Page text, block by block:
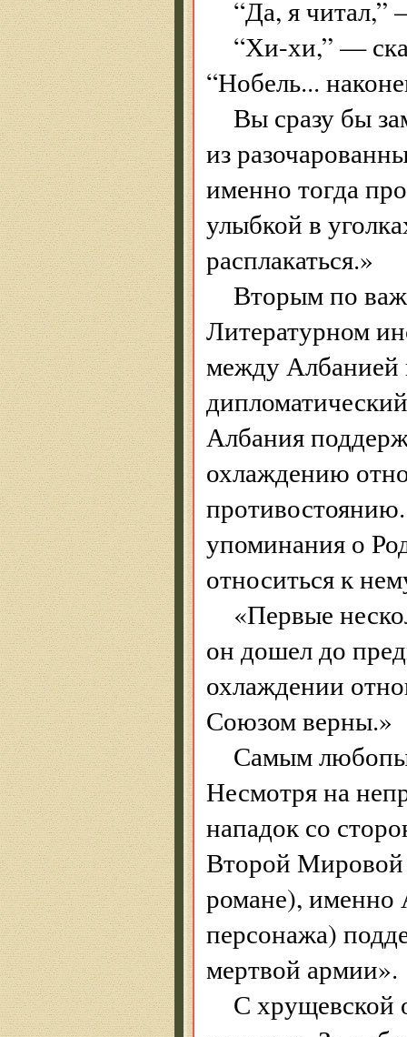
“Да, я читал,”
“Хи-хи,” —
“Нобель...
Вы сразу бы
из
именно тогда
улыбкой в
расплакаться.»
Вторым по
Литературном
между Албанией
Албания
охлаждению
упоминания о
относиться к
«Первые
он дошел до
охлаждении
Союзом верны.»
Самым
Несмотря на
нападок со
Второй Мировой
романе), именно
персонажа)
мертвой армии».
С хрущевской